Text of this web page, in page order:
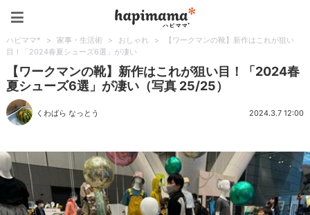
ハピママ* > 家事・生活術 > おしゃれ >
【ワークマンの靴】新作はこれが狙い
目！「2024春夏シューズ6選」が凄い
【ワークマンの靴】新作はこれが狙い目！「2024春
夏シューズ6選」が凄い（写真 25/25）
くわばら なっとう 2024.3.7 12:00